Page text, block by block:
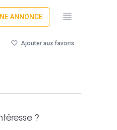
ANNONCE
Ajouter aux favoris
?